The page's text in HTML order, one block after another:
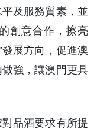
及服務質素，並
創意合作，擦亮
發展方向，促進澳
強，讓澳門更具
品酒要求有所提